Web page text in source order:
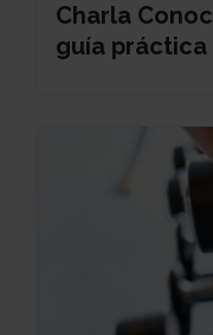
Charla
guía práctica